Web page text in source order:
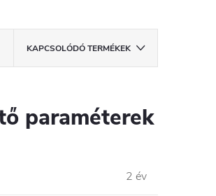
KAPCSOLÓDÓ TERMÉKEK
paraméterek
2 év